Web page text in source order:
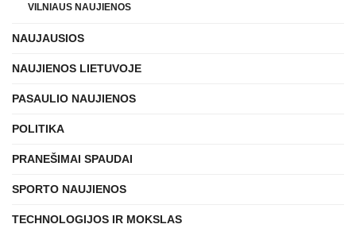
VILNIAUS NAUJIENOS
NAUJAUSIOS
NAUJIENOS LIETUVOJE
PASAULIO NAUJIENOS
POLITIKA
PRANEŠIMAI SPAUDAI
SPORTO NAUJIENOS
TECHNOLOGIJOS IR MOKSLAS